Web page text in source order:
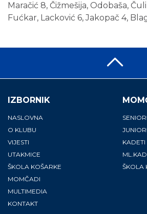
Maračić 8, Čižmešija, Odobaša,
Fućkar, Lacković 6, Jakopač 4,
IZBORNIK
NASLOVNA
O KLUBU
VIJESTI
UTAKMICE
ŠKOLA KOŠARKE
MOMČADI
MULTIMEDIA
KONTAKT
SENIORI
JUNIORI
KADETI
ŠKOLA